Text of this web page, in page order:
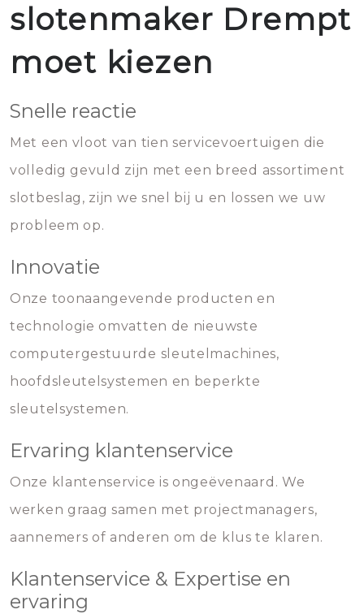
slotenmaker Drempt
moet kiezen
Snelle reactie
Met een vloot van tien servicevoertuigen die
volledig gevuld zijn met een breed assortiment
slotbeslag, zijn we snel bij u en lossen we uw
probleem op.
Innovatie
Onze toonaangevende producten en
technologie omvatten de nieuwste
computergestuurde sleutelmachines,
hoofdsleutelsystemen en beperkte
sleutelsystemen.
Ervaring klantenservice
Onze klantenservice is ongeëvenaard. We
werken graag samen met projectmanagers,
aannemers of anderen om de klus te klaren.
Klantenservice & Expertise en
ervaring